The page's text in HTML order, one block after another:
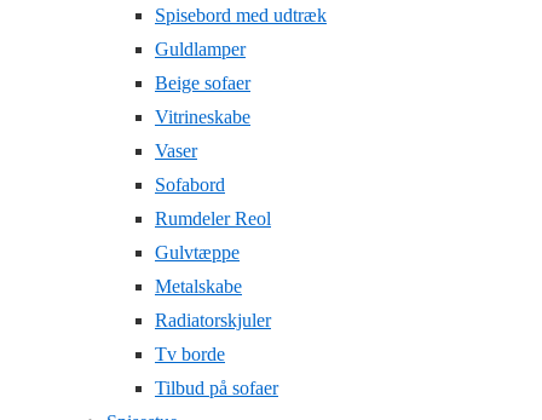
Spisebord med udtræk
Guldlamper
Beige sofaer
Vitrineskabe
Vaser
Sofabord
Rumdeler Reol
Gulvtæppe
Metalskabe
Radiatorskjuler
Tv borde
Tilbud på sofaer